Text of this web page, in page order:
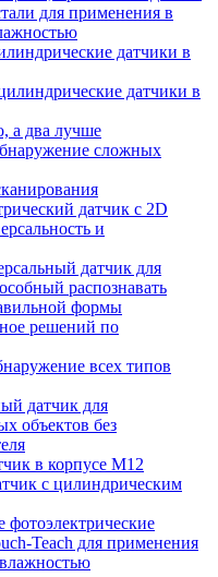
для применения в
датчики в
датчики в
а два лучше
сложных
датчик с 2D
и
датчик для
распознавать
формы
решений по
всех типов
датчик для
объектов без
в корпусе M12
с цилиндрическим
Teach для применения